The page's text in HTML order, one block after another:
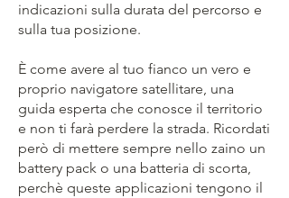
indicazioni sulla durata del percorso e
sulla tua posizione.
È come avere al tuo fianco un vero e
proprio navigatore satellitare, una
guida esperta che conosce il territorio
e non ti farà perdere la strada. Ricordati
però di mettere sempre nello zaino un
battery pack o una batteria di scorta,
perchè queste applicazioni tengono il